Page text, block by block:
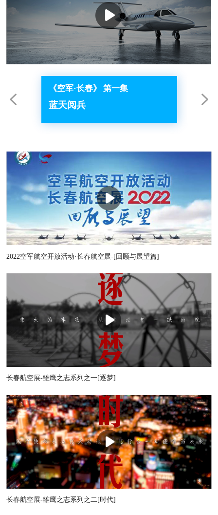
《空军·长春》 第一集
蓝天阅兵 空中
2022空军航空开放活动·长春航空展-[回顾与展望篇]
长春航空展-雏鹰之志系列之一[逐梦]
长春航空展-雏鹰之志系列之二[时代]